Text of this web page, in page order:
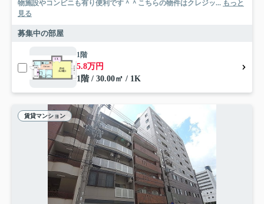
物施設やコンビニも有り便利です＾＾こちらの物件はクレジッ... もっと
見る
募集中の部屋
1階
5.8万円
1階 / 30.00㎡ / 1K
賃貸マンション